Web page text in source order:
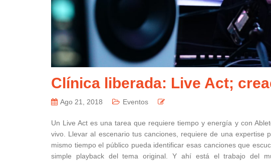
Clínica liberada: Live Act;
Ago 21, 2018 Eventos
Un Live Act es una tarea que requiere tiempo y energía y con
vivo. Llevar al escenario tus canciones, requiere de una expertise
mismo tiempo el público pueda identificar esas canciones que
simple playback del tema original. Y ahí está el trabajo del